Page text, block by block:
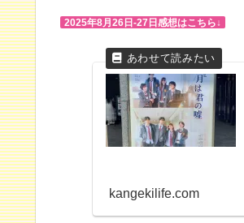
2025年8月26日‐27日感想はこちら↓
kangekilife.com